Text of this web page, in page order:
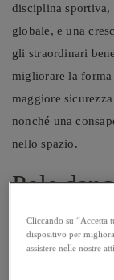
disciplina
globale, e una
gli straordinari
migliorare la forma
maggiore
nonché una
nello spazio.
Pole
pratica
La pole dance è
Cliccando su “Accetta
dispositivo per
assistere nelle nostre